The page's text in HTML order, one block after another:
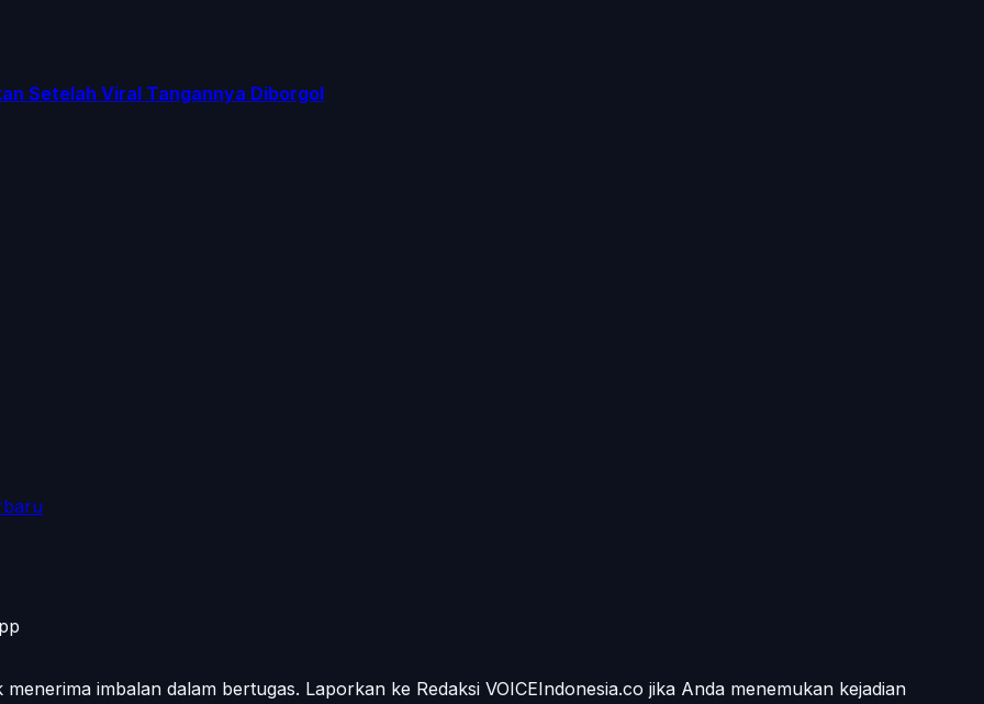
Setelah Viral Tangannya Diborgol
imbalan dalam bertugas. Laporkan ke Redaksi VOICEIndonesia.co jika Anda menemukan kejadian